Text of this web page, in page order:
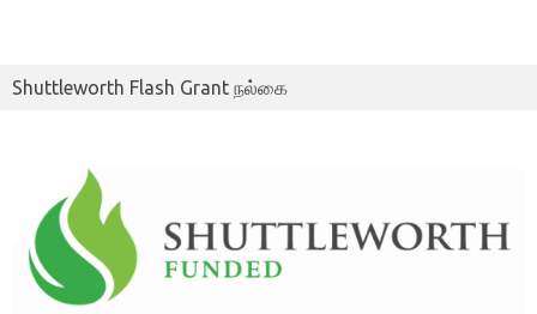
Shuttleworth Flash Grant நல்கை